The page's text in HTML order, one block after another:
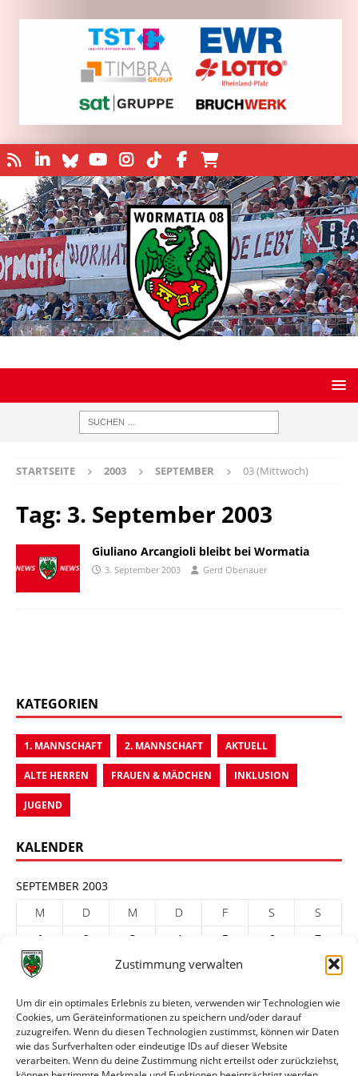
Zustimmung verwalten
Um dir ein optimales Erlebnis zu bieten, verwenden wir Technologien wie
Cookies, um Geräteinformationen zu speichern und/oder darauf
zuzugreifen. Wenn du diesen Technologien zustimmst, können wir Daten
wie das Surfverhalten oder eindeutige IDs auf dieser Website
verarbeiten. Wenn du deine Zustimmung nicht erteilst oder zurückziehst,
STARTSEITE 2003 SEPTEMBER 03 (Mittwoch)
Tag: 3. September 2003
Giuliano Arcangioli bleibt bei Wormatia
3. September 2003 Gerd Obenauer
KATEGORIEN
1. MANNSCHAFT 2. MANNSCHAFT AKTUELL
ALTE HERREN FRAUEN & MÄDCHEN INKLUSION
JUGEND
KALENDER
SEPTEMBER 2003
M
D M D F S
S
1
2 3 4 5 6
7
8
10 11 12
22
23 24 25 26 27
29
30
« Aug.
Okt. »